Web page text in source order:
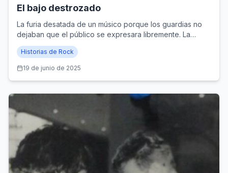
El bajo destrozado
La furia desatada de un músico porque los guardias no
dejaban que el público se expresara libremente. La
historia detrás de la mítica tapa del disco London Calling
de The Clash.
Historias de Rock
19 de junio de 2025